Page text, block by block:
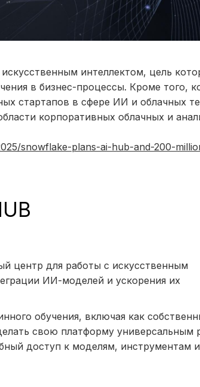
интеллектом, цель
в бизнес-процессы. Кроме того,
стартапов в сфере ИИ и облачных
корпоративных облачных и
snowflake-plans-ai-hub-and-200-
центр для работы с искусственным
ИИ-моделей и ускорения их
обучения, включая как
свою платформу универсальным
доступ к моделям, инструментам и